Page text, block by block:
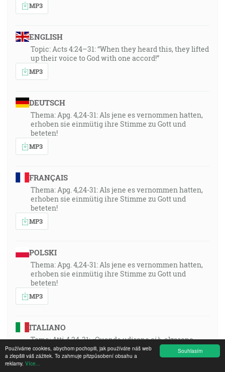
Souhlasím
Používáme cookies, abychom pochopili, jak používáte náš web
a zlepšili váš zážitek. To zahrnuje přizpůsobení obsahu a
reklamy. Více...
MP3
ENGLISH
Topic: Acts 4:24–31: “When they heard this, they lifted
up their voice to God with one accord!”
MP3
DEUTSCH
Thema: Apg. 4,24-31: Als jene es vernommen hatten,
erhoben sie einmütig ihre Stimme zu Gott und
beteten!
MP3
FRANÇAIS
Thema: Apg. 4,24-31: Als jene es vernommen hatten,
erhoben sie einmütig ihre Stimme zu Gott und
beteten!
MP3
POLSKI
Thema: Apg. 4,24-31: Als jene es vernommen hatten,
erhoben sie einmütig ihre Stimme zu Gott und
beteten!
MP3
ITALIANO
Tema: Atti 4,24-31: «Quando udirono ciò, alzarono
all’unisono la voce a Dio e pregarono!»
MP3